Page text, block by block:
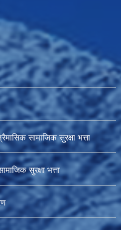
सामाजिक सुरक्षा भत्ता
सुरक्षा भत्ता